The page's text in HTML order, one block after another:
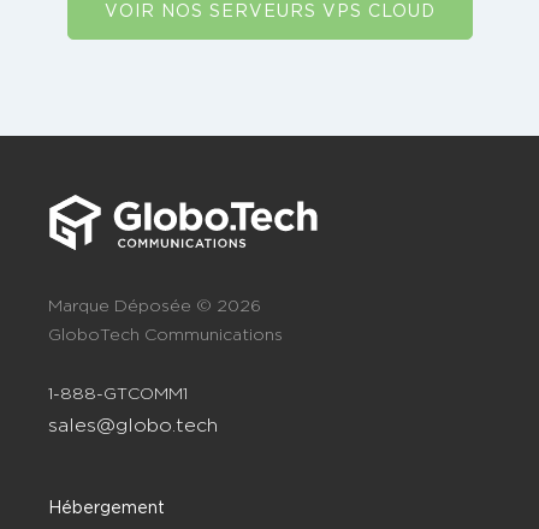
VOIR NOS SERVEURS VPS CLOUD
Marque Déposée © 2026
GloboTech Communications
1-888-GTCOMM1
sales@globo.tech
Hébergement